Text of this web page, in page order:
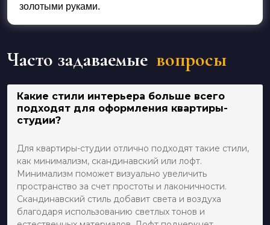
золотыми руками.
Часто задаваемые вопросы
Какие стили интерьера больше всего
подходят для оформления квартиры-
студии?
Для квартиры-студии отлично подходят такие стили,
как минимализм, скандинавский или лофт.
Минимализм поможет визуально увеличить
пространство за счет простоты и лаконичности.
Скандинавский стиль добавит света и воздуха
благодаря использованию светлых тонов и